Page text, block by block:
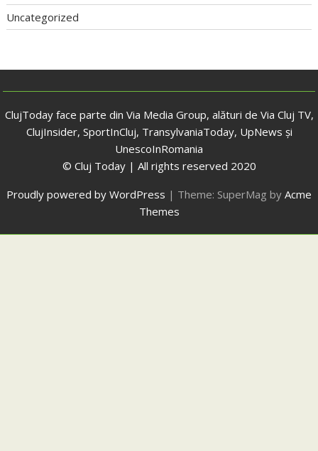
Uncategorized
ClujToday face parte din Via Media Group, alături de Via Cluj TV,
ClujInsider, SportInCluj, TransylvaniaToday, UpNews și
UnescoInRomania
© Cluj Today | All rights reserved 2020
Proudly powered by WordPress | Theme: SuperMag by Acme
Themes